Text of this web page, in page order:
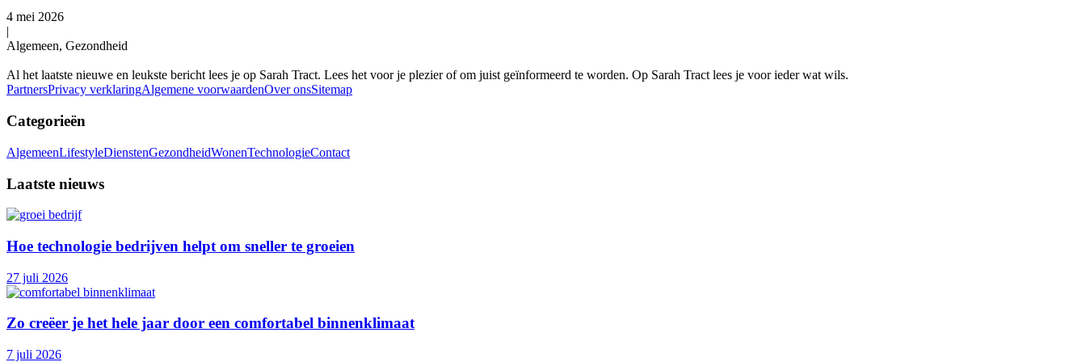
4 mei 2026
|
Algemeen, Gezondheid
Al het laatste nieuwe en leukste bericht lees je op Sarah Tract. Lees het voor je plezier of om juist geïnformeerd te worden. Op Sarah Tract lees je voor ieder wat wils.
PartnersPrivacy verklaringAlgemene voorwaardenOver onsSitemap
Categorieën
AlgemeenLifestyleDienstenGezondheidWonenTechnologieContact
Laatste nieuws
Hoe technologie bedrijven helpt om sneller te groeien
27 juli 2026
Zo creëer je het hele jaar door een comfortabel binnenklimaat
7 juli 2026